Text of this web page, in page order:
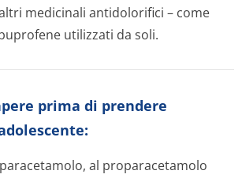
medicinali antidolorifici – come
utilizzati da soli.
prima di prendere
al proparacetamolo